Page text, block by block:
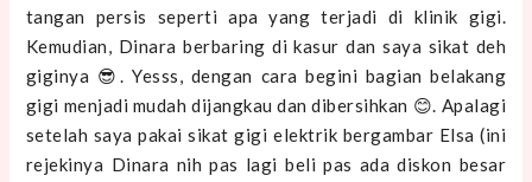
tangan persis seperti apa yang terjadi di klinik gigi.
Kemudian, Dinara berbaring di kasur dan saya sikat deh
giginya 😎. Yesss, dengan cara begini bagian belakang
gigi menjadi mudah dijangkau dan dibersihkan 😊. Apalagi
setelah saya pakai sikat gigi elektrik bergambar Elsa (ini
rejekinya Dinara nih pas lagi beli pas ada diskon besar